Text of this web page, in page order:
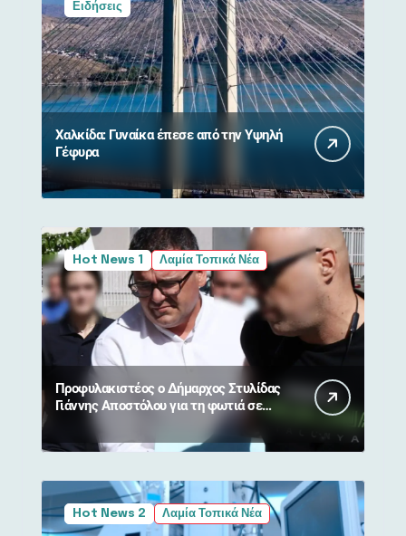
Ειδήσεις
Χαλκίδα: Γυναίκα έπεσε από την Υψηλή
Γέφυρα
Hot News 1 Λαμία Τοπικά Νέα
Προφυλακιστέος ο Δήμαρχος Στυλίδας
Γιάννης Αποστόλου για τη φωτιά σε
Hot News 2 Λαμία Τοπικά Νέα